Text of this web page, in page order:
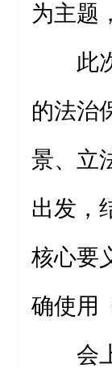
为主题
此
的法治
景、立
出发，
核心要
确使用
会